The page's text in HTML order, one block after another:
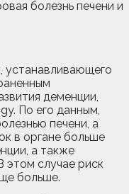
устанавливающего
деменции,
По его данным,
печени, а
в органе больше
а также
этом случае риск
больше.